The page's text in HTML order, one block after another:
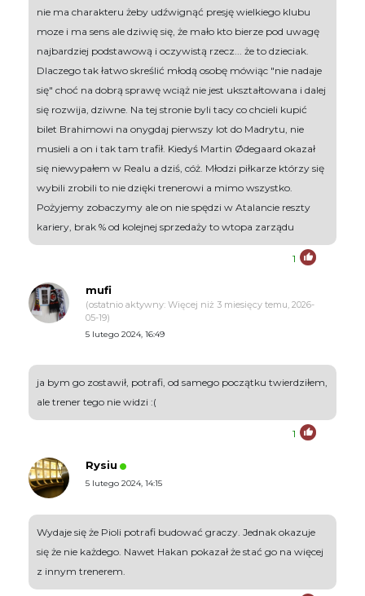
nie ma charakteru żeby udźwignąć presję wielkiego klubu
moze i ma sens ale dziwię się, że mało kto bierze pod uwagę
najbardziej podstawową i oczywistą rzecz... że to dzieciak.
Dlaczego tak łatwo skreślić młodą osobę mówiąc "nie nadaje
się" choć na dobrą sprawę wciąż nie jest ukształtowana i dalej
się rozwija, dziwne. Na tej stronie byli tacy co chcieli kupić
bilet Brahimowi na onygdaj pierwszy lot do Madrytu, nie
musieli a on i tak tam trafił. Kiedyś Martin Ødegaard okazał
się niewypałem w Realu a dziś, cóż. Młodzi piłkarze którzy się
wybili zrobili to nie dzięki trenerowi a mimo wszystko.
Pożyjemy zobaczymy ale on nie spędzi w Atalancie reszty
kariery, brak % od kolejnej sprzedaży to wtopa zarządu
1
mufi
(ostatnio aktywny: Więcej niż 3 miesięcy temu, 2026-
05-19)
5 lutego 2024, 16:49
ja bym go zostawił, potrafi, od samego początku twierdziłem,
ale trener tego nie widzi :(
1
Rysiu
5 lutego 2024, 14:15
Wydaje się że Pioli potrafi budować graczy. Jednak okazuje
się że nie każdego. Nawet Hakan pokazał że stać go na więcej
z innym trenerem.